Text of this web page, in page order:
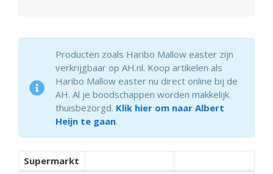
Producten zoals Haribo Mallow easter zijn
verkrijgbaar op AH.nl. Koop artikelen als
Haribo Mallow easter nu direct online bij de
AH. Al je boodschappen worden makkelijk
thuisbezorgd. Klik hier om naar Albert
Heijn te gaan.
Supermarkt